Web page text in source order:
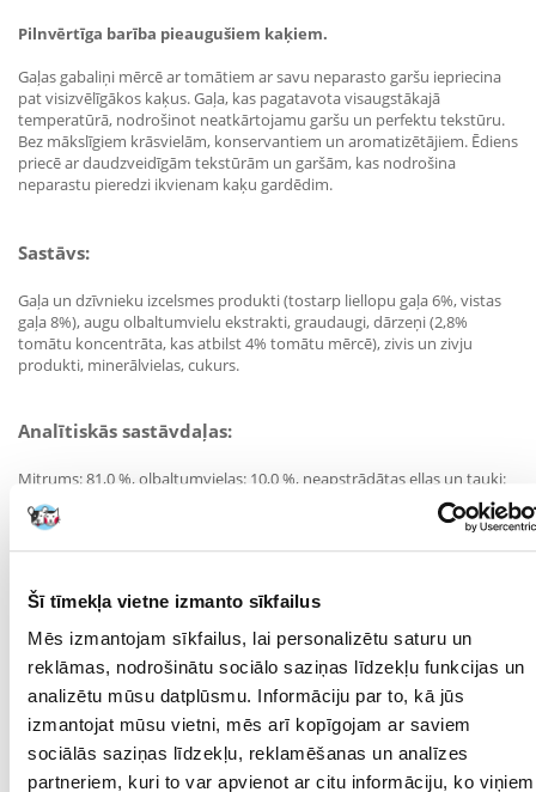
Šī tīmekļa vietne izmanto sīkfailus
Mēs izmantojam sīkfailus, lai personalizētu saturu un
reklāmas, nodrošinātu sociālo saziņas līdzekļu funkcijas un
analizētu mūsu datplūsmu. Informāciju par to, kā jūs
izmantojat mūsu vietni, mēs arī kopīgojam ar saviem
sociālās saziņas līdzekļu, reklamēšanas un analīzes
partneriem, kuri to var apvienot ar citu informāciju, ko viņiem
Pilnvērtīga barība pieaugušiem kaķiem.
Gaļas gabaliņi mērcē ar tomātiem ar savu neparasto garšu iepriecina
pat visizvēlīgākos kaķus. Gaļa, kas pagatavota visaugstākajā
temperatūrā, nodrošinot neatkārtojamu garšu un perfektu tekstūru.
Bez mākslīgiem krāsvielām, konservantiem un aromatizētājiem. Ēdiens
priecē ar daudzveidīgām tekstūrām un garšām, kas nodrošina
neparastu pieredzi ikvienam kaķu gardēdim.
Sastāvs:
Gaļa un dzīvnieku izcelsmes produkti (tostarp liellopu gaļa 6%, vistas
gaļa 8%), augu olbaltumvielu ekstrakti, graudaugi, dārzeņi (2,8%
tomātu koncentrāta, kas atbilst 4% tomātu mērcē), zivis un zivju
produkti, minerālvielas, cukurs.
Analītiskās sastāvdaļas:
Mitrums: 81,0 %, olbaltumvielas: 10,0 %, neapstrādātas eļļas un tauki:
2,8 %, koppelni: 2,6 %, jēlšķiedra: 0,1 %.
IU/kg: Vit. A: 625; Vit. D3: 95; mg/kg: dzelzs sulfāta monohidrāts: 21,9;
kalcija jodāts bezūdens: 0,28; vara sulfāta pentahidrāts: 2,5; mangāna
sulfāts bezūdens: 4,3; bezūdens cinka sulfāts: 36;
Barošanas ieteikumi:
Pieaugušam kaķim, kas sver vidēji 4 kg, dienā vajadzētu apēst